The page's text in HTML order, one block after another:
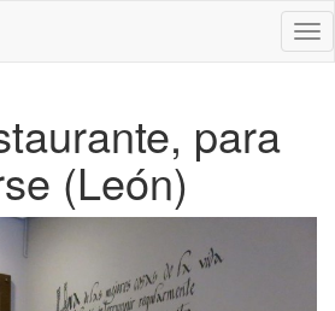
para
(León)